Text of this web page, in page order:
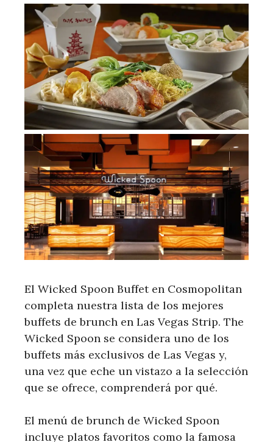
El Wicked Spoon Buffet en Cosmopolitan
completa nuestra lista de los mejores
buffets de brunch en Las Vegas Strip. The
Wicked Spoon se considera uno de los
buffets más exclusivos de Las Vegas y,
una vez que eche un vistazo a la selección
que se ofrece, comprenderá por qué.
El menú de brunch de Wicked Spoon
incluye platos favoritos como la famosa